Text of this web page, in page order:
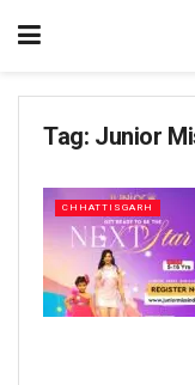
Tag: Junior
CHHATTISGARH